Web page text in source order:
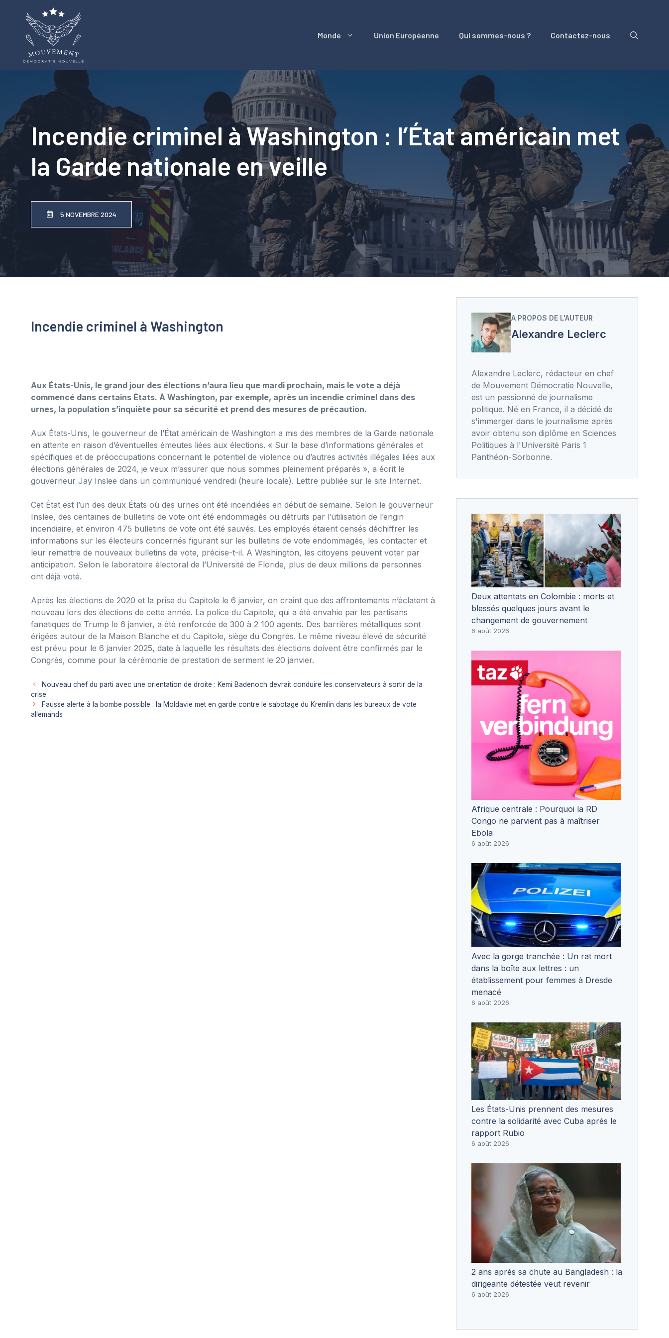
Monde Union Européenne Qui sommes-nous ? Contactez-nous
Incendie criminel à Washington : l’État américain met
la Garde nationale en veille
5 NOVEMBRE 2024
Incendie criminel à Washington
Aux États-Unis, le grand jour des élections n’aura lieu que mardi prochain, mais le vote a déjà
commencé dans certains États. À Washington, par exemple, après un incendie criminel dans des
urnes, la population s’inquiète pour sa sécurité et prend des mesures de précaution.
Aux États-Unis, le gouverneur de l’État américain de Washington a mis des membres de la Garde nationale
en attente en raison d’éventuelles émeutes liées aux élections. « Sur la base d’informations générales et
spécifiques et de préoccupations concernant le potentiel de violence ou d’autres activités illégales liées aux
élections générales de 2024, je veux m’assurer que nous sommes pleinement préparés », a écrit le
gouverneur Jay Inslee dans un communiqué vendredi (heure locale). Lettre publiée sur le site Internet.
Cet État est l’un des deux États où des urnes ont été incendiées en début de semaine. Selon le gouverneur
Inslee, des centaines de bulletins de vote ont été endommagés ou détruits par l’utilisation de l’engin
incendiaire, et environ 475 bulletins de vote ont été sauvés. Les employés étaient censés déchiffrer les
informations sur les électeurs concernés figurant sur les bulletins de vote endommagés, les contacter et
leur remettre de nouveaux bulletins de vote, précise-t-il. A Washington, les citoyens peuvent voter par
anticipation. Selon le laboratoire électoral de l’Université de Floride, plus de deux millions de personnes
ont déjà voté.
Après les élections de 2020 et la prise du Capitole le 6 janvier, on craint que des affrontements n’éclatent à
nouveau lors des élections de cette année. La police du Capitole, qui a été envahie par les partisans
fanatiques de Trump le 6 janvier, a été renforcée de 300 à 2 100 agents. Des barrières métalliques sont
érigées autour de la Maison Blanche et du Capitole, siège du Congrès. Le même niveau élevé de sécurité
est prévu pour le 6 janvier 2025, date à laquelle les résultats des élections doivent être confirmés par le
Congrès, comme pour la cérémonie de prestation de serment le 20 janvier.
Nouveau chef du parti avec une orientation de droite : Kemi Badenoch devrait conduire les conservateurs à sortir de la
crise
Fausse alerte à la bombe possible : la Moldavie met en garde contre le sabotage du Kremlin dans les bureaux de vote
allemands
A PROPOS DE L'AUTEUR
Alexandre Leclerc
Alexandre Leclerc, rédacteur en chef
de Mouvement Démocratie Nouvelle,
est un passionné de journalisme
politique. Né en France, il a décidé de
s'immerger dans le journalisme après
avoir obtenu son diplôme en Sciences
Politiques à l'Université Paris 1
Panthéon-Sorbonne.
Deux attentats en Colombie : morts et
blessés quelques jours avant le
changement de gouvernement
6 août 2026
Afrique centrale : Pourquoi la RD
Congo ne parvient pas à maîtriser
Ebola
6 août 2026
Avec la gorge tranchée : Un rat mort
dans la boîte aux lettres : un
établissement pour femmes à Dresde
menacé
6 août 2026
Les États-Unis prennent des mesures
contre la solidarité avec Cuba après le
rapport Rubio
6 août 2026
2 ans après sa chute au Bangladesh : la
dirigeante détestée veut revenir
6 août 2026